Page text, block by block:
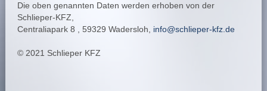
Die oben genannten Daten werden erhoben von der
Schlieper-KFZ,
Centraliapark 8 , 59329 Wadersloh, info@schlieper-kfz.de
© 2021 Schlieper KFZ